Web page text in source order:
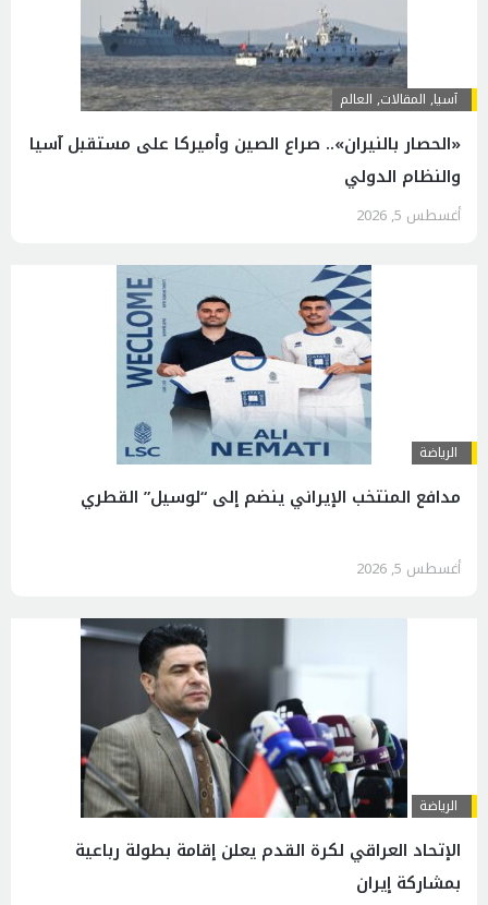
آسیا, المقالات, العالم
«الحصار بالنيران».. صراع الصين وأميركا على مستقبل آسيا
والنظام الدولي
أغسطس 5, 2026
الرياضة
مدافع المنتخب الإيراني ينضم إلى “لوسيل” القطري
أغسطس 5, 2026
الرياضة
الإتحاد العراقي لكرة القدم يعلن إقامة بطولة رباعية
بمشاركة إيران